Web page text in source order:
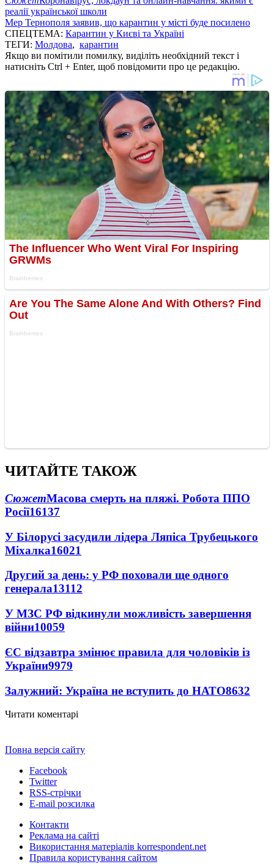
реалії української школи
Мер Тернополя заявив, що карантин у місті буде посилено
СПЕЦТЕМА: Карантин у Києві та Україні
ТЕГИ: Молдова, карантин
Якщо ви помітили помилку, виділіть необхідний текст і
натисніть Ctrl + Enter, щоб повідомити про це редакцію.
ЧИТАЙТЕ ТАКОЖ
СюжетМасова смерть на пляжі. Робота ППО
Росії16137
У Білорусі засудили лідера Ляпіса Трубецького
Міхалка16021
Другий за день: у РФ поховали ще одного
генерала13112
У МЗС РФ відкинули можливість завершення
війни10059
ЄС відзавтра змінює правила для чоловіків із
України9979
Залужний: Україна не вступить до НАТО8632
Читати коментарі
Повна версія сайту
Facebook
Twitter
RSS-стрічки
E-mail розсилка
Контакти
Реклама на сайті
Використання матеріалів korrespondent.net
Правила користування сайтом